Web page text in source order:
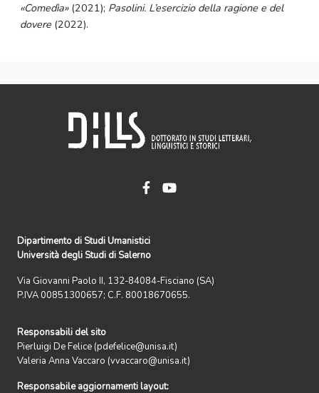
«Comedìa» (2021); Pasolini. L’esercizio della ragione e del
dovere (2022).
Dipartimento di Studi Umanistici
Università degli Studi di Salerno
Via Giovanni Paolo II, 132-84084-Fisciano (SA)
P.IVA 00851300657; C.F. 80018670655.
Responsabili del sito
Pierluigi De Felice (pdefelice@unisa.it)
Valeria Anna Vaccaro (vvaccaro@unisa.it)
Responsabile aggiornamenti layout: